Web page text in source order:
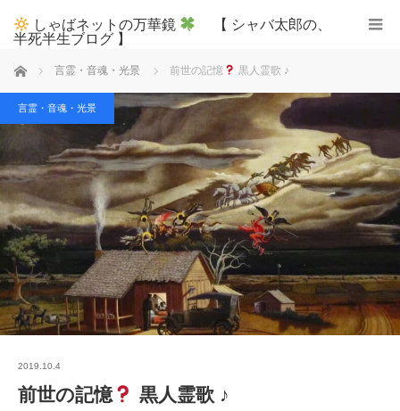
しゃばネットの万華鏡
【 シャバ太郎の、
半死半生ブログ 】
ホーム 言霊・音魂・光景 前世の記憶 黒人霊歌 ♪
言霊・音魂・光景
2019.10.4
前世の記憶 黒人霊歌 ♪